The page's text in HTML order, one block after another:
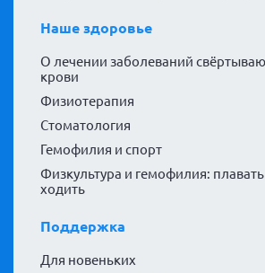
Наше здоровье
О лечении заболеваний
крови
Физиотерапия
Стоматология
Гемофилия и спорт
Физкультура и гемофилия:
ходить
Поддержка
Для новеньких